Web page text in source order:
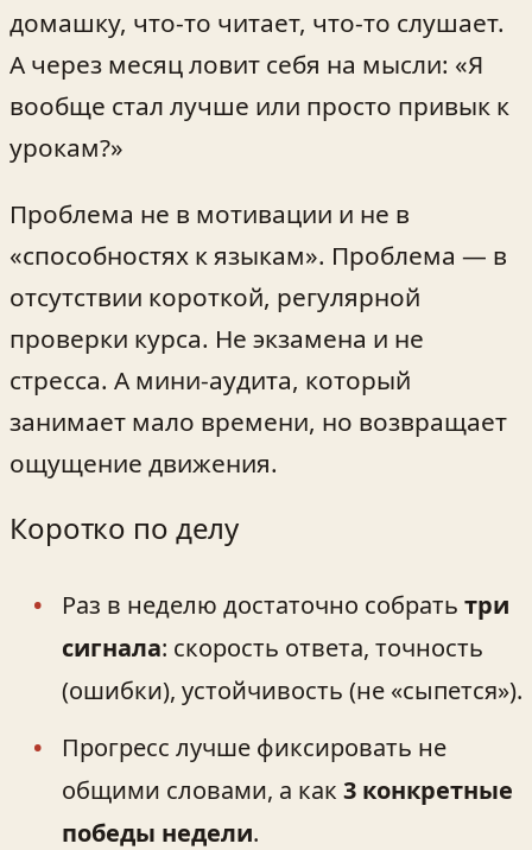
домашку, что-то читает, что-то слушает.
А через месяц ловит себя на мысли: «Я
вообще стал лучше или просто привык к
урокам?»
Проблема не в мотивации и не в
«способностях к языкам». Проблема — в
отсутствии короткой, регулярной
проверки курса. Не экзамена и не
стресса. А мини-аудита, который
занимает мало времени, но возвращает
ощущение движения.
Коротко по делу
Раз в неделю достаточно собрать три
сигнала: скорость ответа, точность
(ошибки), устойчивость (не «сыпется»).
Прогресс лучше фиксировать не
общими словами, а как 3 конкретные
победы недели.